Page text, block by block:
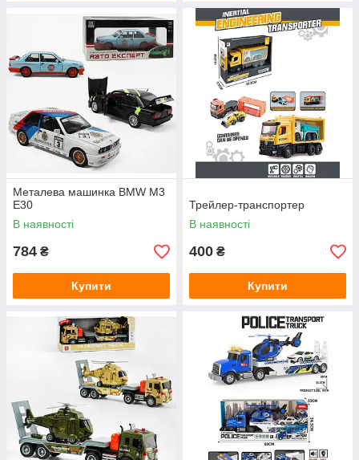
Металева машинка BMW M3
E30
В наявності
784 ₴
Купити
Трейлер-транспортер
В наявності
400 ₴
Купити